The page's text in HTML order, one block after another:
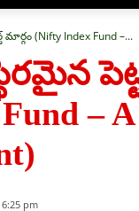
మార్గం (Nifty Index Fund –...
–
pm